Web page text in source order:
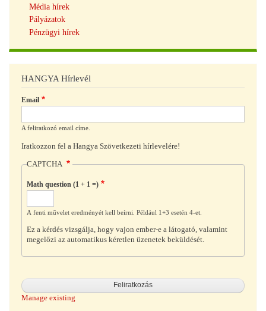
Média hírek
Pályázatok
Pénzügyi hírek
HANGYA Hírlevél
Email
A feliratkozó email címe.
Iratkozzon fel a Hangya Szövetkezeti hírlevelére!
CAPTCHA
Math question (1 + 1 =)
A fenti művelet eredményét kell beírni. Például 1+3 esetén 4-et.
Ez a kérdés vizsgálja, hogy vajon ember-e a látogató, valamint
megelőzi az automatikus kéretlen üzenetek beküldését.
Manage existing